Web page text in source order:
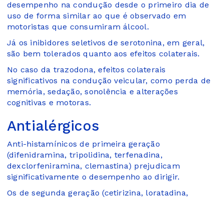
desempenho na condução desde o primeiro dia de
uso de forma similar ao que é observado em
motoristas que consumiram álcool.
Já os inibidores seletivos de serotonina, em geral,
são bem tolerados quanto aos efeitos colaterais.
No caso da trazodona, efeitos colaterais
significativos na condução veicular, como perda de
memória, sedação, sonolência e alterações
cognitivas e motoras.
Antialérgicos
Anti-histamínicos de primeira geração
(difenidramina, tripolidina, terfenadina,
dexclorfeniramina, clemastina) prejudicam
significativamente o desempenho ao dirigir.
Os de segunda geração (cetirizina, loratadina,